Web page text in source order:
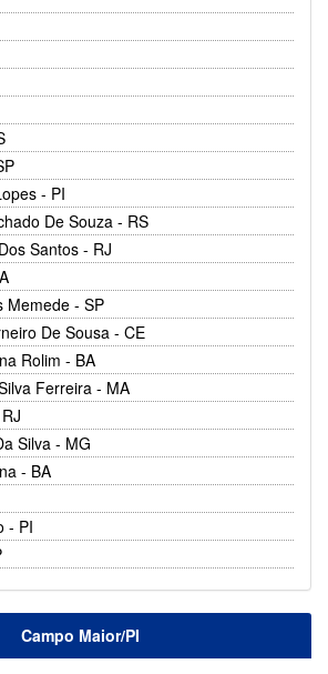
- PI
De Souza - RS
Santos - RJ
Memede - SP
De Sousa - CE
Rolim - BA
Ferreira - MA
Silva - MG
- BA
- PI
Campo Maior/PI